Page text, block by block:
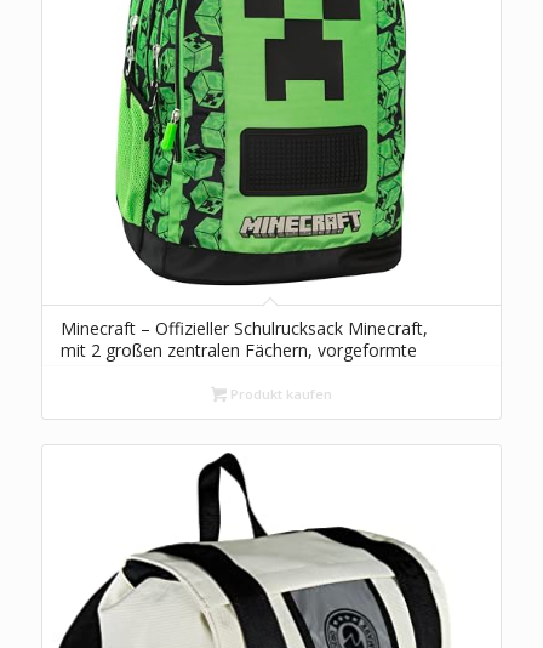
Minecraft – Offizieller Schulrucksack Minecraft,
mit 2 großen zentralen Fächern, vorgeformte
verstellbare gepolsterte Schultergurte,
thermogeformte Rückseite und
Produkt kaufen